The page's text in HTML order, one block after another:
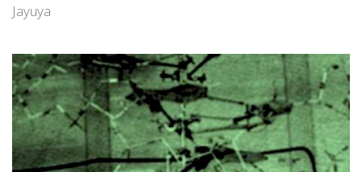
Jayuya